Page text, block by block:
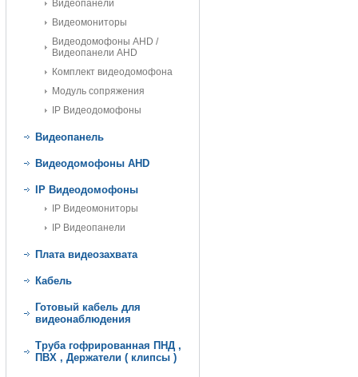
Видеопанели
Видеомониторы
Видеодомофоны AHD /
Видеопанели AHD
Комплект видеодомофона
Модуль сопряжения
IP Видеодомофоны
Видеопанель
Видеодомофоны AHD
IP Видеодомофоны
IP Видеомониторы
IP Видеопанели
Плата видеозахвата
Кабель
Готовый кабель для
видеонаблюдения
Труба гофрированная ПНД ,
ПВХ , Держатели ( клипсы )